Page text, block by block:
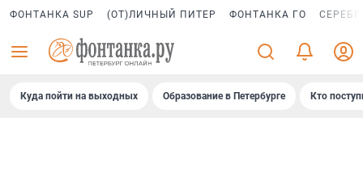
ФОНТАНКА SUP (ОТ)ЛИЧНЫЙ ПИТЕР ФОНТАНКА ГО
Куда пойти на выходных Образование в Петербурге Кто